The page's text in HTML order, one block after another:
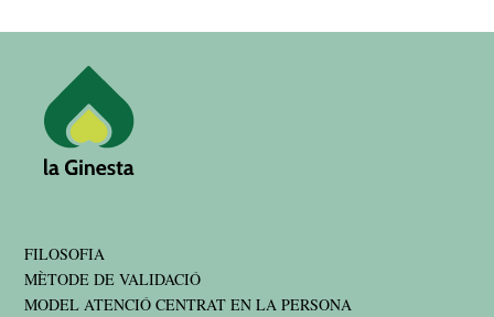
FILOSOFIA
MÈTODE DE VALIDACIÓ
MODEL ATENCIÓ CENTRAT EN LA PERSONA